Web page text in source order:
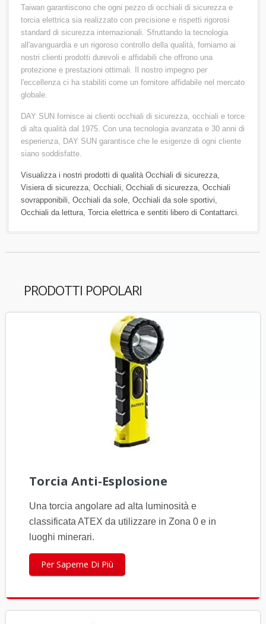
Taiwan garantiscono che ogni pezzo di occhiali di sicurezza e
torcia elettrica sia realizzato con precisione e rispetti rigorosi
standard di sicurezza internazionali. Sfruttando la tecnologia
all'avanguardia e un rigoroso controllo della qualità, forniamo ai
nostri clienti prodotti durevoli e affidabili che offrono una
protezione e prestazioni ottimali. Il nostro impegno per
l'eccellenza ci ha stabiliti come un fornitore affidabile nel mercato
globale.
DAY SUN fornisce ai clienti occhiali di sicurezza, occhiali e torce
di alta qualità dal 1975. Con una tecnologia avanzata e 30 anni di
esperienza, DAY SUN garantisce che le esigenze di ogni cliente
siano soddisfatte.
Visualizza i nostri prodotti di qualità Occhiali di sicurezza
Visiera di sicurezza Occhiali Occhiali di sicurezza Occhiali
sovrapponibili Occhiali da sole Occhiali da sole sportivi
Occhiali da lettura Torcia elettrica e sentiti libero di Contattarci
PRODOTTI POPOLARI
Torcia Anti-Esplosione
Una torcia angolare ad alta luminosità e
classificata ATEX da utilizzare in Zona 0 e in
luoghi minerari.
Per Saperne Di Più